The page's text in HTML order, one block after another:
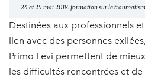
24 et 25 mai 2018: formation sur le
Destinées aux professionnels
lien avec des personnes
Primo Levi permettent de
les difficultés rencontrées et